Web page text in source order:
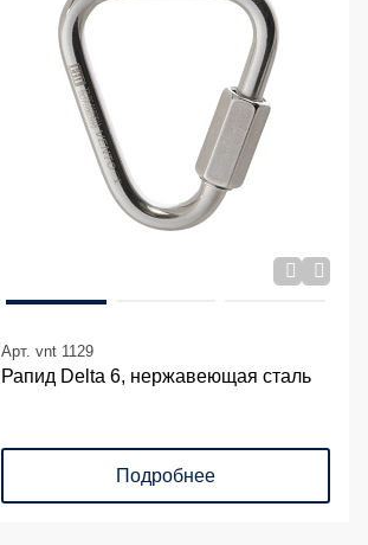
Арт. vnt 1129
Рапид Delta 6, нержавеющая сталь
Подробнее